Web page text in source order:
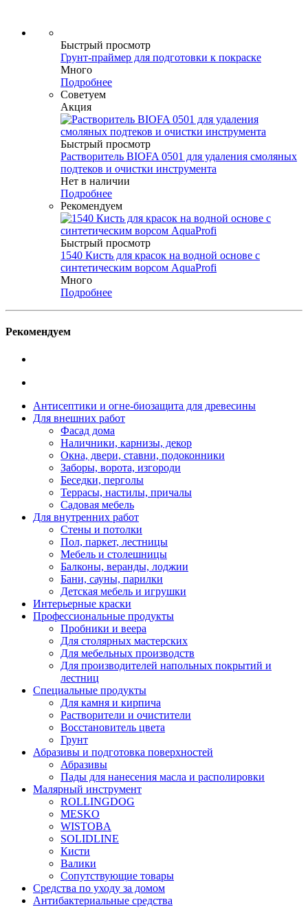
Быстрый просмотр
Грунт-праймер для подготовки к покраске
Много
Подробнее
Советуем
Акция
Быстрый просмотр
Растворитель BIOFA 0501 для удаления смоляных
подтеков и очистки инструмента
Нет в наличии
Подробнее
Рекомендуем
Быстрый просмотр
1540 Кисть для красок на водной основе с
синтетическим ворсом AquaProfi
Много
Подробнее
Рекомендуем
Антисептики и огне-биозащита для древесины
Для внешних работ
Фасад дома
Наличники, карнизы, декор
Окна, двери, ставни, подоконники
Заборы, ворота, изгороди
Беседки, перголы
Террасы, настилы, причалы
Садовая мебель
Для внутренних работ
Стены и потолки
Пол, паркет, лестницы
Мебель и столешницы
Балконы, веранды, лоджии
Бани, сауны, парилки
Детская мебель и игрушки
Интерьерные краски
Профессиональные продукты
Пробники и веера
Для столярных мастерских
Для мебельных производств
Для производителей напольных покрытий и
лестниц
Специальные продукты
Для камня и кирпича
Растворители и очистители
Восстановитель цвета
Грунт
Абразивы и подготовка поверхностей
Абразивы
Пады для нанесения масла и располировки
Малярный инструмент
ROLLINGDOG
MESKO
WISTOBA
SOLIDLINE
Кисти
Валики
Сопутствующие товары
Средства по уходу за домом
Антибактериальные средства